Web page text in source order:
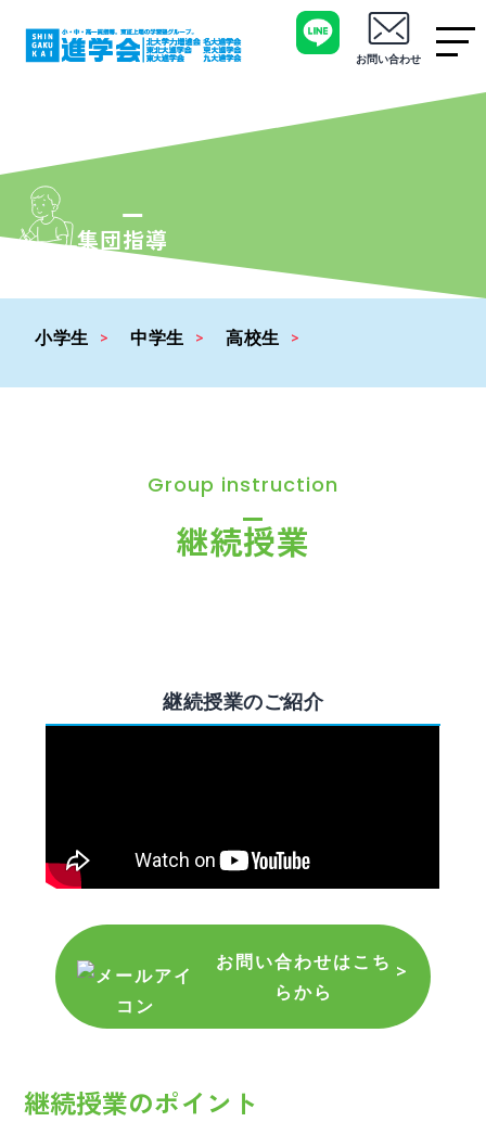
お問い合わせ
集団指導
小学生 中学生 高校生
Group instruction
継続授業
継続授業のご紹介
お問い合わせはこち
らから
継続授業のポイント